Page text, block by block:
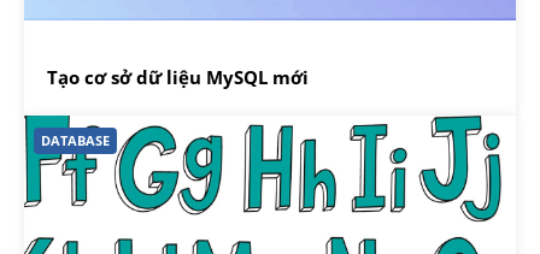
Tạo cơ sở dữ liệu MySQL mới
DATABASE